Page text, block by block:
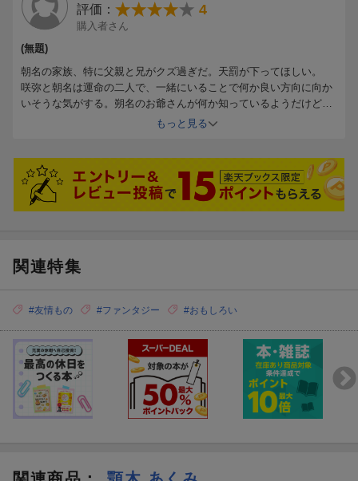
評価： 4
購入者さん
(無題)
朝名の家族、特に父親と兄がクズ過ぎだ。天罰が下ってほしい。
咲弥と朝名は運命の二人で、一緒にいることで何か良い方向に向か
いそうな気がする。朔名のお爺さんが何か知っているようだけど。
色々と解決していないしまだ続くかな。
もっと見る
関連特集
#友情もの #ファンタジー #おもしろい